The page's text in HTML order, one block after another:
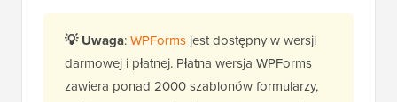
💡 Uwaga:WPForms jest dostępny w wersji
darmowej i płatnej. Płatna wersja WPForms
zawiera ponad 2000 szablonów formularzy,